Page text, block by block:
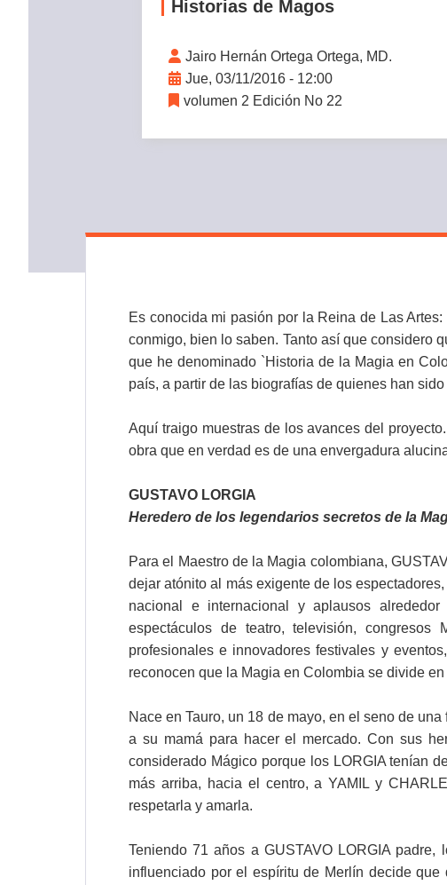
Historias de Magos
Jairo Hernán Ortega Ortega, MD.
Jue, 03/11/2016 - 12:00
volumen 2 Edición No 22
Es conocida mi pasión por la Reina de Las
conmigo, bien lo saben. Tanto así que considero
que he denominado `Historia de la Magia en
país, a partir de las biografías de quienes han
Aquí traigo muestras de los avances del
obra que en verdad es de una envergadura
GUSTAVO LORGIA
Heredero de los legendarios secretos de la
Para el Maestro de la Magia colombiana,
dejar atónito al más exigente de los
nacional e internacional y aplausos
espectáculos de teatro, televisión, congresos
profesionales e innovadores festivales y
reconocen que la Magia en Colombia se divide
Nace en Tauro, un 18 de mayo, en el seno de
a su mamá para hacer el mercado. Con sus
considerado Mágico porque los LORGIA tenían
más arriba, hacia el centro, a YAMIL y
respetarla y amarla.
Teniendo 71 años a GUSTAVO LORGIA
influenciado por el espíritu de Merlín decide